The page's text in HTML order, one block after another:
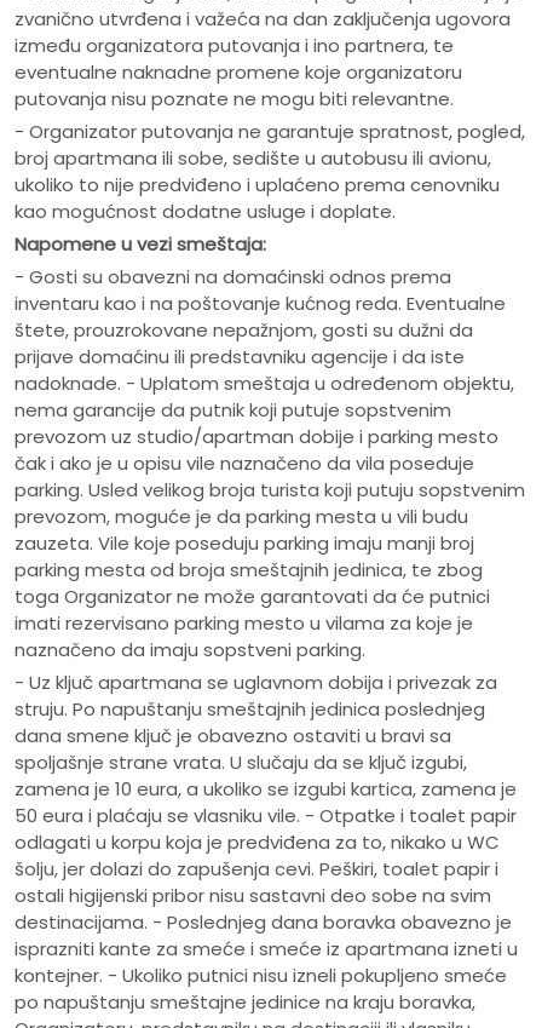
zvanično utvrđena i važeća na dan zaključenja ugovora
između organizatora putovanja i ino partnera, te
eventualne naknadne promene koje organizatoru
putovanja nisu poznate ne mogu biti relevantne.
- Organizator putovanja ne garantuje spratnost, pogled,
broj apartmana ili sobe, sedište u autobusu ili avionu,
ukoliko to nije predviđeno i uplaćeno prema cenovniku
kao mogućnost dodatne usluge i doplate.
Napomene u vezi smeštaja:
- Gosti su obavezni na domaćinski odnos prema
inventaru kao i na poštovanje kućnog reda. Eventualne
štete, prouzrokovane nepažnjom, gosti su dužni da
prijave domaćinu ili predstavniku agencije i da iste
nadoknade. - Uplatom smeštaja u određenom objektu,
nema garancije da putnik koji putuje sopstvenim
prevozom uz studio/apartman dobije i parking mesto
čak i ako je u opisu vile naznačeno da vila poseduje
parking. Usled velikog broja turista koji putuju sopstvenim
prevozom, moguće je da parking mesta u vili budu
zauzeta. Vile koje poseduju parking imaju manji broj
parking mesta od broja smeštajnih jedinica, te zbog
toga Organizator ne može garantovati da će putnici
imati rezervisano parking mesto u vilama za koje je
naznačeno da imaju sopstveni parking.
- Uz ključ apartmana se uglavnom dobija i privezak za
struju. Po napuštanju smeštajnih jedinica poslednjeg
dana smene ključ je obavezno ostaviti u bravi sa
spoljašnje strane vrata. U slučaju da se ključ izgubi,
zamena je 10 eura, a ukoliko se izgubi kartica, zamena je
50 eura i plaćaju se vlasniku vile. - Otpatke i toalet papir
odlagati u korpu koja je predviđena za to, nikako u WC
šolju, jer dolazi do zapušenja cevi. Peškiri, toalet papir i
ostali higijenski pribor nisu sastavni deo sobe na svim
destinacijama. - Poslednjeg dana boravka obavezno je
isprazniti kante za smeće i smeće iz apartmana izneti u
kontejner. - Ukoliko putnici nisu izneli pokupljeno smeće
po napuštanju smeštajne jedinice na kraju boravka,